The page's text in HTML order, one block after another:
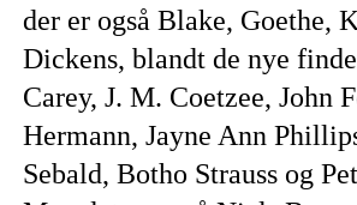
der er også Blake, Goethe,
Dickens, blandt de nye
Carey, J. M. Coetzee, John
Hermann, Jayne Ann
Sebald, Botho Strauss og